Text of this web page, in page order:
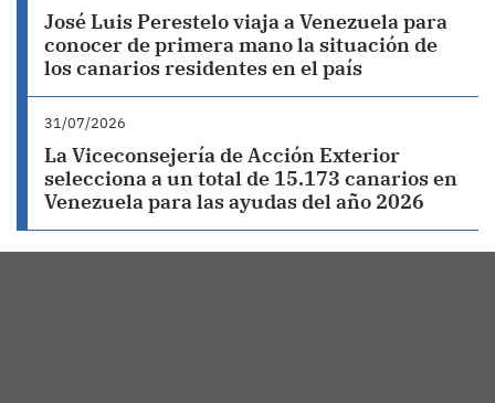
José Luis Perestelo viaja a Venezuela para
conocer de primera mano la situación de
los canarios residentes en el país
31/07/2026
La Viceconsejería de Acción Exterior
selecciona a un total de 15.173 canarios en
Venezuela para las ayudas del año 2026